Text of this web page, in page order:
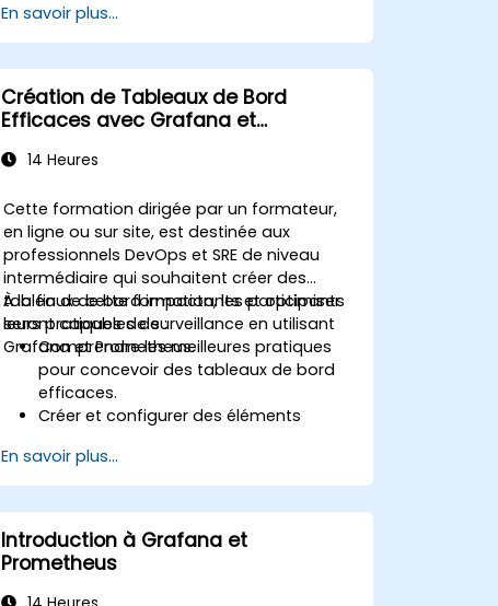
dynamiques pour visualiser la santé et
les performances du cluster.
Mettre en œuvre des stratégies
d'alerte pour une résolution proactive
des problèmes.
Appliquer les meilleures pratiques pour
l'évolutivité des solutions de
Kubernetes.
En savoir plus...
Création de Tableaux de Bord
Efficaces avec Grafana et
14 Heures
Cette formation dirigée par un formateur,
en ligne ou sur site, est destinée aux
professionnels DevOps et SRE de niveau
intermédiaire qui souhaitent créer des
tableaux de bord impactants et optimiser
leurs pratiques de surveillance en utilisant
Grafana et Prometheus.
À la fin de cette formation, les participants
seront capables de :
Comprendre les meilleures pratiques
pour concevoir des tableaux de bord
efficaces.
Créer et configurer des éléments
Utiliser le paramétrage Grafana pour
des tableaux de bord dynamiques et
réutilisables.
Mettre en place des mécanismes
d'alerte pour améliorer la vigilance
opérationnelle.
En savoir plus...
Introduction à Grafana et
Prometheus